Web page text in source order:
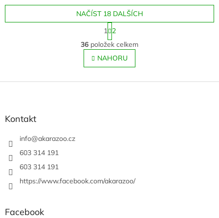
odpovídajícímu
bezpečnostnímu adaptéru
optimální pohodlí a...
O
v
l
á
p
NAČÍST 18 DALŠÍCH
S
t
r
á
n
k
v
1 2
36 položek celkem
NAHORU
Z
Kontakt
info@akarazoo.cz
603 314 191
603 314 191
https://www.facebook.com/akarazoo/
Facebook